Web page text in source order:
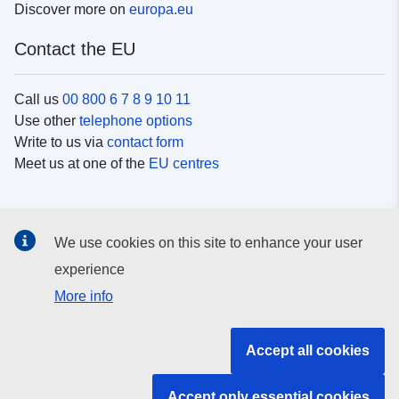
Discover more on europa.eu
Contact the EU
Call us 00 800 6 7 8 9 10 11
Use other telephone options
Write to us via contact form
Meet us at one of the EU centres
Search for EUsocial media channels
We use cookies on this site to enhance your user
experience
More info
Accept all cookies